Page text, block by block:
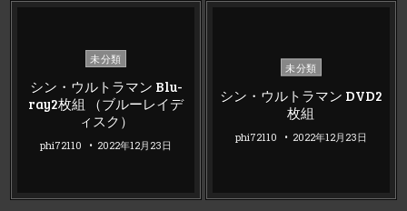
Posted
未分類
シン・ウルトラマン Blu-
ray2枚組 （ブルーレイデ
ィスク）
phi72110 2022年12月23日
Posted
未分類
シン・ウルトラマン DVD2
枚組
phi72110 2022年12月23日